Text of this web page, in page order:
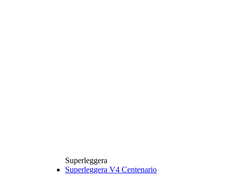
Superleggera
Superleggera V4 Centenario